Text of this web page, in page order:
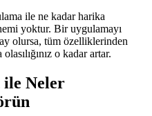
ile ne kadar harika
yoktur. Bir uygulamayı
olursa, tüm özelliklerinden
o kadar artar.
Neler